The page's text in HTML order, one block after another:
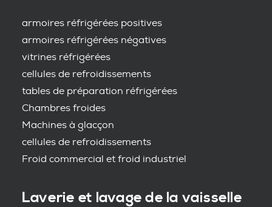
armoires réfrigérées positives
armoires réfrigérées négatives
vitrines réfrigérées
cellules de refroidissements
tables de préparation réfrigérées
Chambres froides
Machines à glacçon
cellules de refroidissements
Froid commercial et froid industriel
Laverie et lavage de la vaisselle